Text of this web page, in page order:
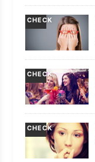
CHECK
CHECK
CHECK